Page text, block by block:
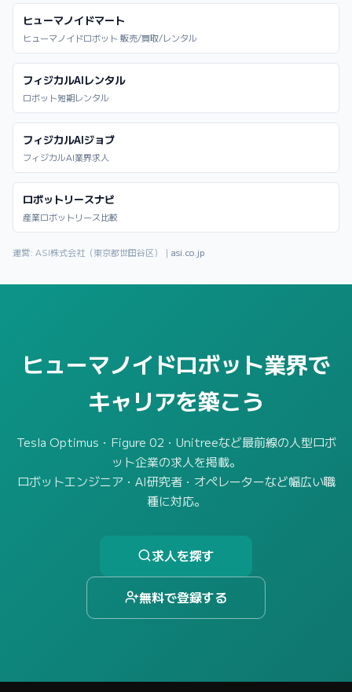
ヒューマノイドマート
ヒューマノイドロボット 販売/買取/レンタル
フィジカルAIレンタル
ロボット短期レンタル
フィジカルAIジョブ
フィジカルAI業界求人
ロボットリースナビ
産業ロボットリース比較
運営: ASI株式会社（東京都世田谷区）｜ asi.co.jp
ヒューマノイドロボット業界で
キャリアを築こう
Tesla Optimus・Figure 02・Unitreeなど最前線の人型ロボ
ット企業の求人を掲載。
ロボットエンジニア・AI研究者・オペレーターなど幅広い職
種に対応。
求人を探す
無料で登録する